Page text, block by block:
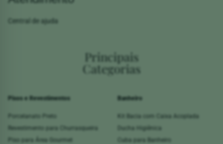
Central de ajuda
Principais
Categorias
Pisos e Revestimentos
Porcelanato Preto
Revestimento para Churrasqueira
Piso para Área Gourmet
Banheiro
Kit Bacia com Caixa Acoplada
Ducha Higiênica
Cuba para Banheiro